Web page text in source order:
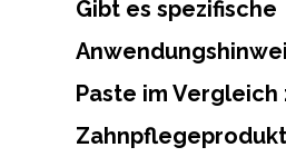
Gibt es spezifische
Paste im Vergleich